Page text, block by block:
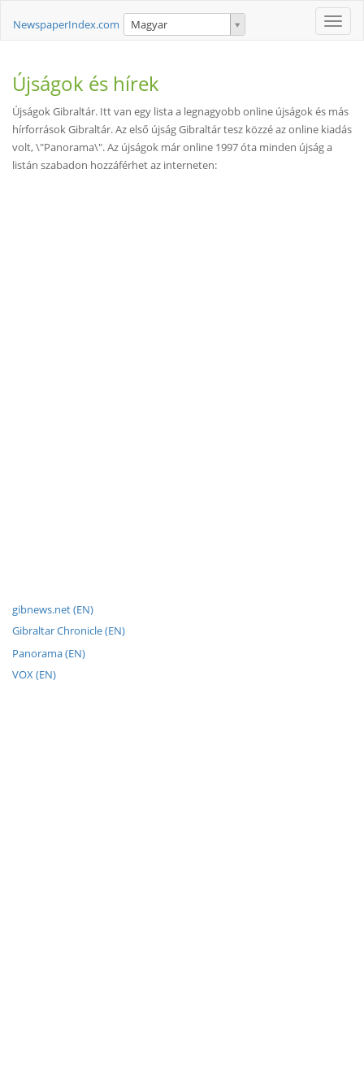
Toggle
NewspaperIndex.com Magyar
Újságok és hírek
Újságok Gibraltár. Itt van egy lista a legnagyobb online újságok és más
hírforrások Gibraltár. Az első újság Gibraltár tesz közzé az online kiadás
volt, \"Panorama\". Az újságok már online 1997 óta minden újság a
listán szabadon hozzáférhet az interneten:
gibnews.net (EN)
Gibraltar Chronicle (EN)
Panorama (EN)
VOX (EN)